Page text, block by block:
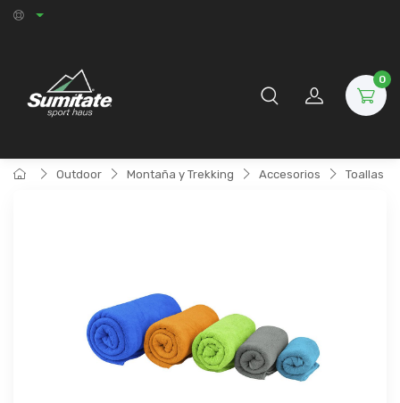
0
Outdoor Montaña y Trekking Accesorios Toallas